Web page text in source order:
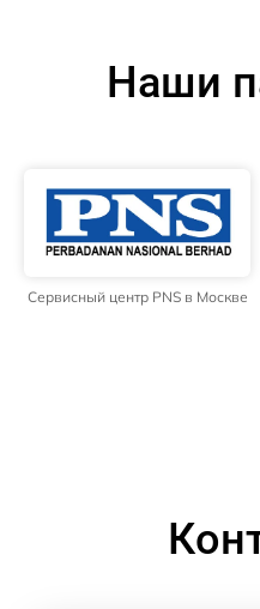
Наши
Сервисный центр PNS в Москве